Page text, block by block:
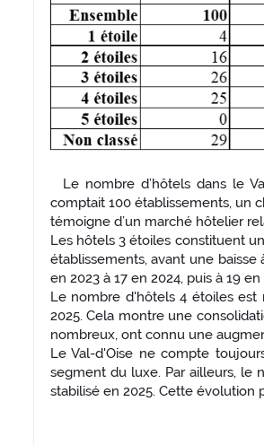
Le nombre d’hôtels dans le
comptait 100 établissements, un
témoigne d’un marché hôtelier
Les hôtels 3 étoiles constituent
établissements, avant une
en 2023 à 17 en 2024, puis à 19
Le nombre d'hôtels 4 étoiles est
2025. Cela montre une
nombreux, ont connu une
Le Val-d'Oise ne compte
segment du luxe. Par ailleurs, le
stabilisé en 2025. Cette évolution